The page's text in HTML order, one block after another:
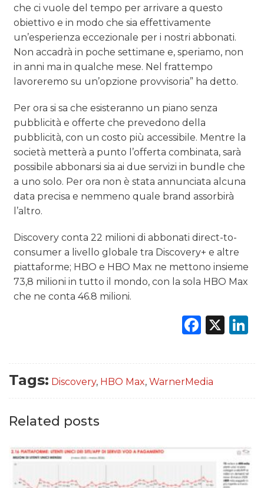
che ci vuole del tempo per arrivare a questo
obiettivo e in modo che sia effettivamente
un’esperienza eccezionale per i nostri abbonati.
Non accadrà in poche settimane e, speriamo, non
in anni ma in qualche mese. Nel frattempo
lavoreremo su un’opzione provvisoria” ha detto.
Per ora si sa che esisteranno un piano senza
pubblicità e offerte che prevedono della
pubblicità, con un costo più accessibile. Mentre la
società metterà a punto l’offerta combinata, sarà
possibile abbonarsi sia ai due servizi in bundle che
a uno solo. Per ora non è stata annunciata alcuna
data precisa e nemmeno quale brand assorbirà
l’altro.
Discovery conta 22 milioni di abbonati direct-to-
consumer a livello globale tra Discovery+ e altre
piattaforme; HBO e HBO Max ne mettono insieme
73,8 milioni in tutto il mondo, con la sola HBO Max
che ne conta 46.8 milioni.
X
Tags: Discovery, HBO Max, WarnerMedia
Related posts